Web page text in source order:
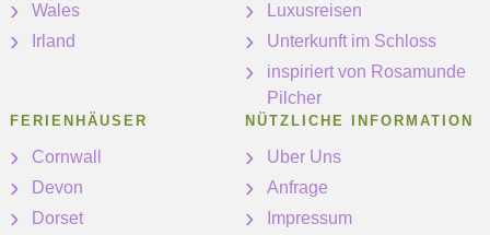
Wales
Irland
Luxusreisen
Unterkunft im Schloss
inspiriert von Rosamunde
Pilcher
FERIENHÄUSER
Cornwall
Devon
Dorset
NÜTZLICHE INFORMATION
Uber Uns
Anfrage
Impressum